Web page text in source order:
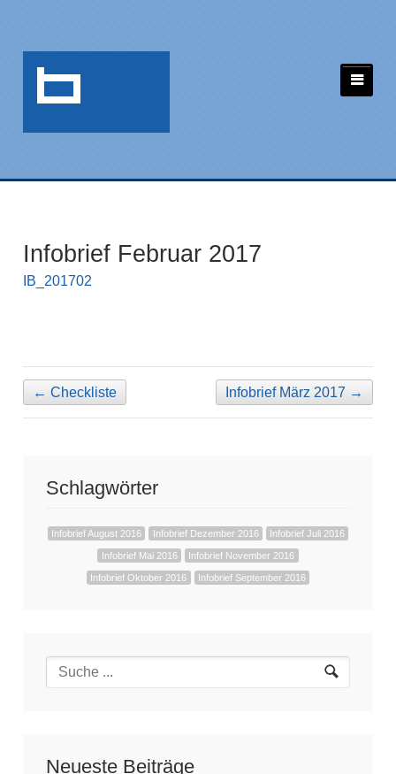
Infobrief Februar 2017
IB_201702
← Checkliste Infobrief März 2017 →
Schlagwörter
Infobrief August 2016 Infobrief Dezember 2016 Infobrief Juli 2016
Infobrief Mai 2016 Infobrief November 2016
Infobrief Oktober 2016 Infobrief September 2016
Neueste Beiträge